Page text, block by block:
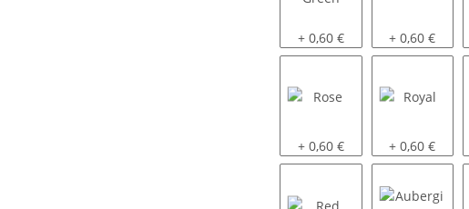
Lime Green
+ 0,60 € Navy
+ 0,60 €
Rose
+ 0,60 € Royal
+ 0,60 €